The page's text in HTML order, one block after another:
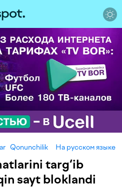
Qonunchilik На русском языке
targ‘ib
sayt bloklandi